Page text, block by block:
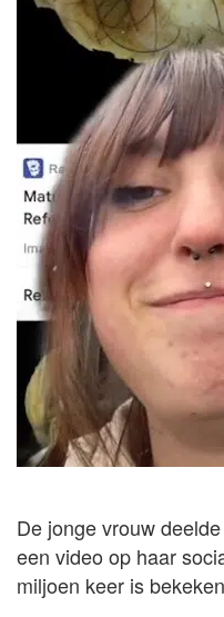
De jonge vrouw
een video op haar
miljoen keer is